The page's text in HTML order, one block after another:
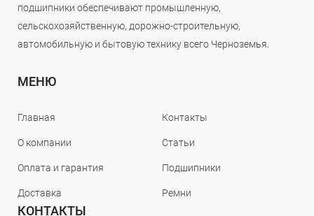
подшипники обеспечивают промышленную,
сельскохозяйственную, дорожно-строительную,
автомобильную и бытовую технику всего Черноземья.
МЕНЮ
Главная
О компании
Оплата и гарантия
Доставка
Контакты
Статьи
Подшипники
Ремни
КОНТАКТЫ